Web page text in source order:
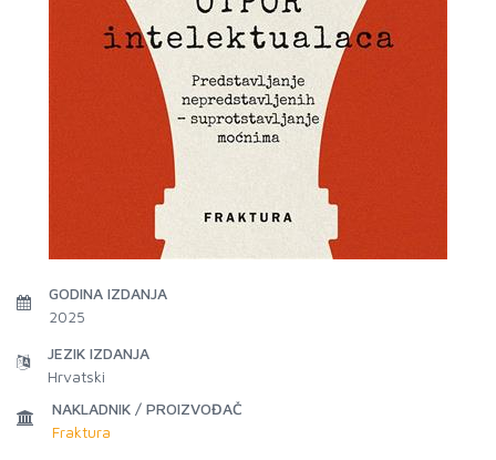
GODINA IZDANJA
2025
JEZIK IZDANJA
Hrvatski
NAKLADNIK / PROIZVOĐAČ
Fraktura